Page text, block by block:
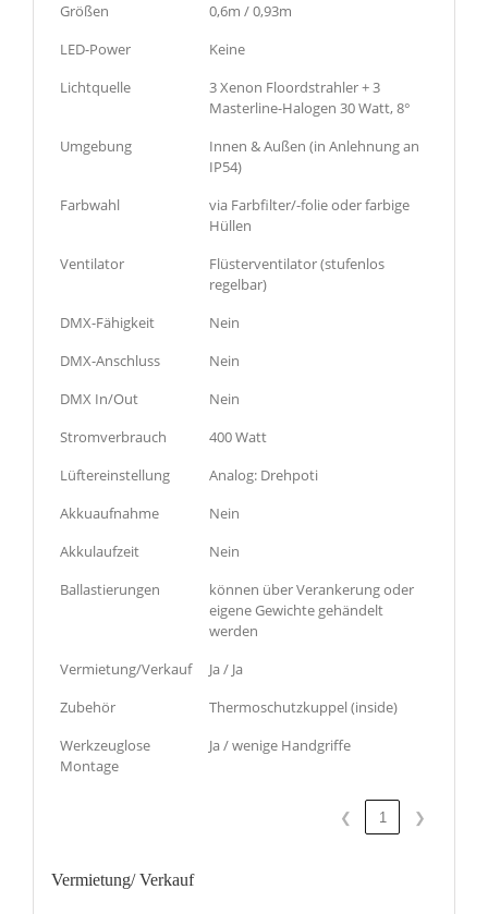
Größen
0,6m / 0,93m
LED-Power
Keine
Lichtquelle
3 Xenon Floordstrahler + 3
Masterline-Halogen 30 Watt, 8°
Umgebung
Innen & Außen (in Anlehnung an
IP54)
Farbwahl
via Farbfilter/-folie oder farbige
Hüllen
Ventilator
Flüsterventilator (stufenlos
regelbar)
DMX-Fähigkeit
Nein
DMX-Anschluss
Nein
DMX In/Out
Nein
Stromverbrauch
400 Watt
Lüftereinstellung
Analog: Drehpoti
Akkuaufnahme
Nein
Akkulaufzeit
Nein
Ballastierungen
können über Verankerung oder
eigene Gewichte gehändelt
werden
Vermietung/Verkauf
Ja / Ja
Zubehör
Thermoschutzkuppel (inside)
Werkzeuglose
Montage
Ja / wenige Handgriffe
❮ 1 ❯
Vermietung/ Verkauf